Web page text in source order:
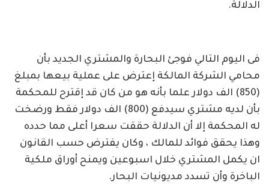
الدلالة.
فى اليوم التالي فوجئ البحارة والمشتري الجديد بأن
محامي الشركة المالكة إعترض على عملية بيعها بمبلغ
(850) الف دولار علما بأنه هو من كان قد إقترح للمحكمة
بأن لديه مشتري سيدفع (800) الف دولار فقط ورضخت
له المحكمة إلا أن الدلالة حققت سعرا أعلى مما حدده
وهذا يحقق فوائد للمالك ، وكان يفترض حسب القانون
ان يكمل المشتري خلال اسبوعين ويمنح أوراق ملكية
الباخرة وأن تسدد مديونيات البحار.